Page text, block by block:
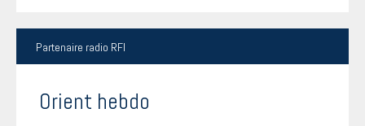
Partenaire radio RFI
Orient hebdo